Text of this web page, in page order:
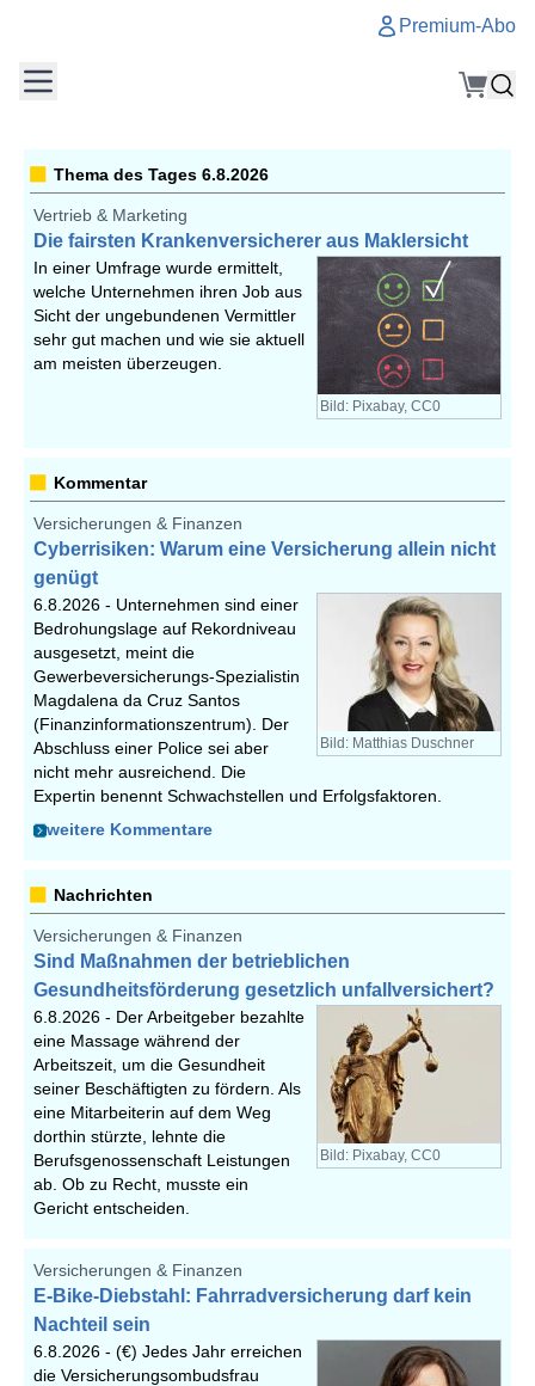
Premium-Abo
Thema des Tages 6.8.2026
Vertrieb & Marketing
Die fairsten Krankenversicherer aus Maklersicht
Bild: Pixabay, CC0
In einer Umfrage wurde ermittelt,
welche Unternehmen ihren Job aus
Sicht der ungebundenen Vermittler
sehr gut machen und wie sie aktuell
am meisten überzeugen.
Kommentar
Versicherungen & Finanzen
Cyberrisiken: Warum eine Versicherung allein nicht
genügt
Bild: Matthias Duschner
6.8.2026 - Unternehmen sind einer
Bedrohungslage auf Rekordniveau
ausgesetzt, meint die
Gewerbeversicherungs-Spezialistin
Magdalena da Cruz Santos
(Finanzinformationszentrum). Der
Abschluss einer Police sei aber
nicht mehr ausreichend. Die
Expertin benennt Schwachstellen und Erfolgsfaktoren.
weitere Kommentare
Nachrichten
Versicherungen & Finanzen
Sind Maßnahmen der betrieblichen
Gesundheitsförderung gesetzlich unfallversichert?
Bild: Pixabay, CC0
6.8.2026 - Der Arbeitgeber bezahlte
eine Massage während der
Arbeitszeit, um die Gesundheit
seiner Beschäftigten zu fördern. Als
eine Mitarbeiterin auf dem Weg
dorthin stürzte, lehnte die
Berufsgenossenschaft Leistungen
ab. Ob zu Recht, musste ein
Gericht entscheiden.
Versicherungen & Finanzen
E-Bike-Diebstahl: Fahrradversicherung darf kein
Nachteil sein
6.8.2026 - (€) Jedes Jahr erreichen
die Versicherungsombudsfrau